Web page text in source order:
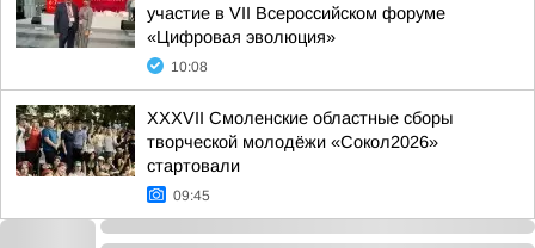
участие в VII Всероссийском форуме
«Цифровая эволюция»
10:08
XXXVII Смоленские областные сборы
творческой молодёжи «Сокол2026»
стартовали
09:45